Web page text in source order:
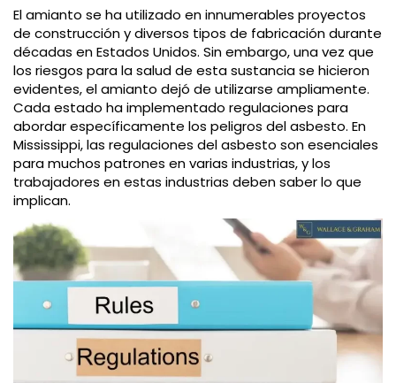
El amianto se ha utilizado en innumerables proyectos
de construcción y diversos tipos de fabricación durante
décadas en Estados Unidos. Sin embargo, una vez que
los riesgos para la salud de esta sustancia se hicieron
evidentes, el amianto dejó de utilizarse ampliamente.
Cada estado ha implementado regulaciones para
abordar específicamente los peligros del asbesto. En
Mississippi, las regulaciones del asbesto son esenciales
para muchos patrones en varias industrias, y los
trabajadores en estas industrias deben saber lo que
implican.